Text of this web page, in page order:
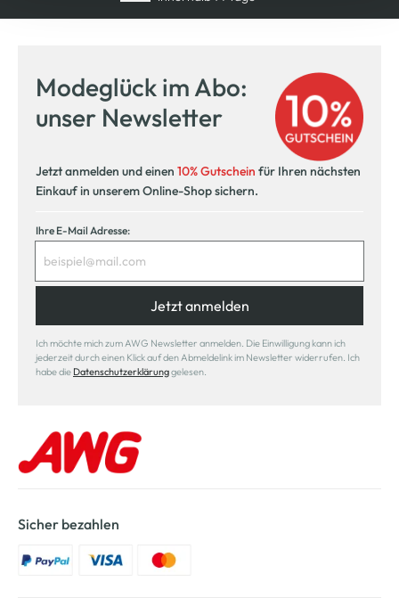
Modeglück im Abo:
unser Newsletter
Jetzt anmelden und einen 10% Gutschein für Ihren nächsten
Einkauf in unserem Online-Shop sichern.
Ihre E-Mail Adresse:
Jetzt anmelden
Ich möchte mich zum AWG Newsletter anmelden. Die Einwilligung kann ich
jederzeit durch einen Klick auf den Abmeldelink im Newsletter widerrufen. Ich
habe die Datenschutzerklärunggelesen.
Sicher bezahlen